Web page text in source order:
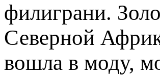
филиграни.
Се­верной
вошла в моду,